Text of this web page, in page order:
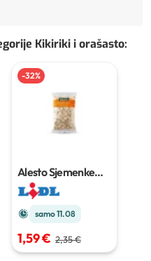
Kikiriki i orašasto:
-32%
Alesto Sjemenke
bundeve
samo 11.08
1,59 € 2,35 €